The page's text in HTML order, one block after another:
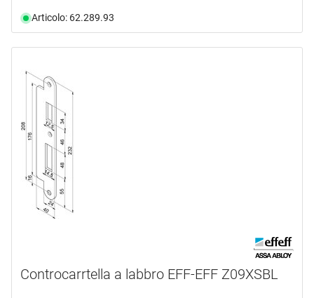
Articolo: 62.289.93
Controcarrtella a labbro EFF-EFF Z09XSBL